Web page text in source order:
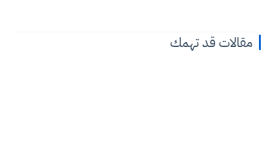
مقالات قد تهمك